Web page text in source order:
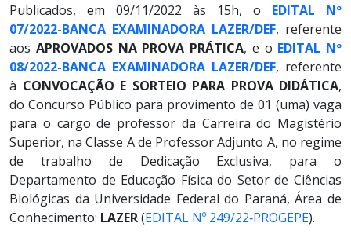
Publicados, em 09/11/2022 às 15h, o EDITAL Nº
07/2022-BANCA EXAMINADORA LAZER/DEF, referente
aos APROVADOS NA PROVA PRÁTICA, e o EDITAL Nº
08/2022-BANCA EXAMINADORA LAZER/DEF, referente
à CONVOCAÇÃO E SORTEIO PARA PROVA DIDÁTICA,
do Concurso Público para provimento de 01 (uma) vaga
para o cargo de professor da Carreira do Magistério
Superior, na Classe A de Professor Adjunto A, no regime
de trabalho de Dedicação Exclusiva, para o
Departamento de Educação Física do Setor de Ciências
Biológicas da Universidade Federal do Paraná, Área de
Conhecimento: LAZER(EDITAL Nº 249/22‐PROGEPE).